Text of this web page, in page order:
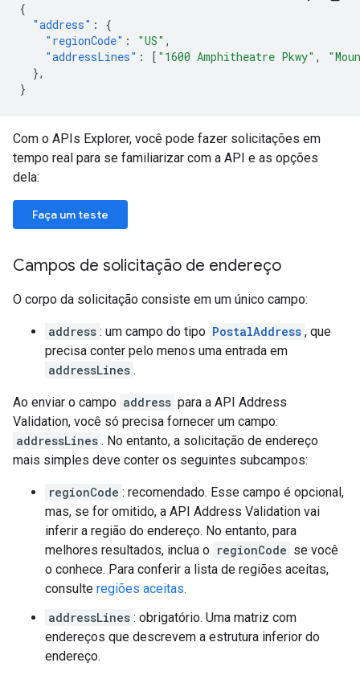
{
"address" :
{
"regionCode" : "US" ,
"addressLines" : [ "1600 Amphitheatre Pkwy" ,
},
}
Com o APIs Explorer, você pode fazer solicitações em
tempo real para se familiarizar com a API e as opções
dela:
Faça um teste
Campos de solicitação de endereço
O corpo da solicitação consiste em um único campo:
address : um campo do tipo PostalAddress , que
precisa conter pelo menos uma entrada em
addressLines .
Ao enviar o campo address para a API Address
Validation, você só precisa fornecer um campo:
addressLines . No entanto, a solicitação de endereço
mais simples deve conter os seguintes subcampos:
regionCode : recomendado. Esse campo é opcional,
mas, se for omitido, a API Address Validation vai
inferir a região do endereço. No entanto, para
melhores resultados, inclua o regionCode se você
o conhece. Para conferir a lista de regiões aceitas,
consulte regiões aceitas.
addressLines : obrigatório. Uma matriz com
endereços que descrevem a estrutura inferior do
endereço.